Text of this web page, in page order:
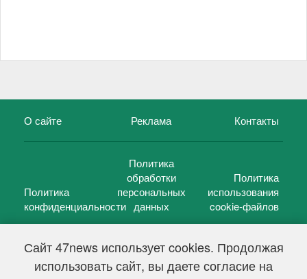
Сайт 47news использует cookies. Продолжая
использовать сайт, вы даете согласие на
О сайте Реклама Контакты
Политика
конфиденциальности
Политика
обработки
персональных
данных
Политика
использования
cookie-файлов
47 новостей (47 news)2005 — 2026 г.